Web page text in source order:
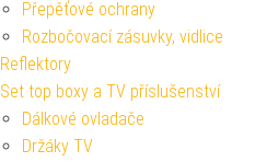
Přepěťové ochrany
Rozbočovací zásuvky, vidlice
Reflektory
Set top boxy a TV příslušenství
Dálkové ovladače
Držáky TV